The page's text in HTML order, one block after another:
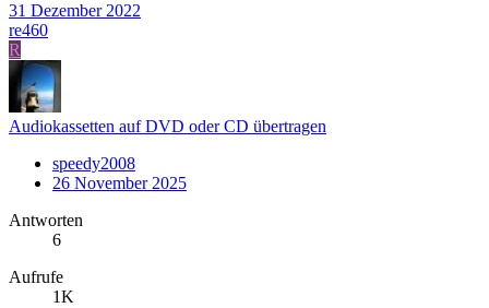
31 Dezember 2022
re460
R
Audiokassetten auf DVD oder CD übertragen
speedy2008
26 November 2025
Antworten
6
Aufrufe
1K